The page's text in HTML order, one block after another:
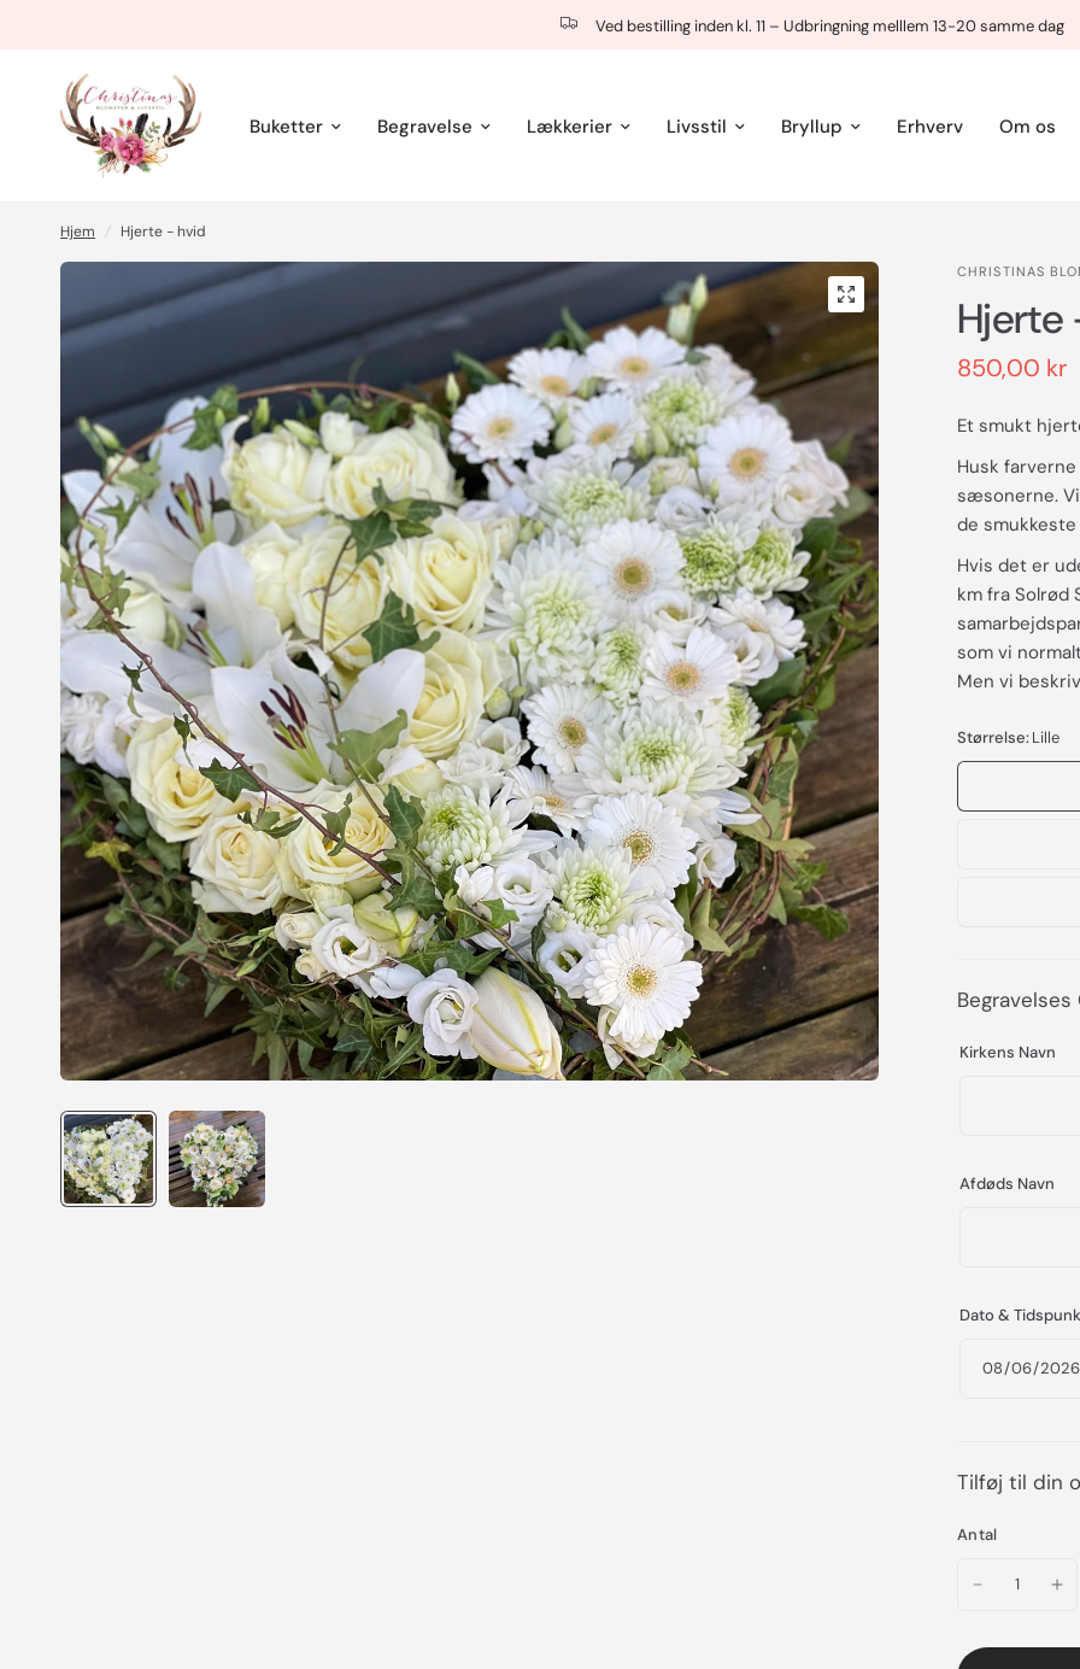
Ved bestilling inden kl. 11 – Udbringning melllem 13-20 samme dag
Buketter Begravelse Lækkerier Livsstil Bryllup Erhverv Om os
Hjem / Hjerte - hvid
CHRISTINAS
Hjerte
850,00 kr
Et smukt
Husk
sæsonerne.
de
Hvis det er
km fra Solrød
som vi
Men vi
Størrelse:Lille
Kirkens Navn
Afdøds Navn
Dato &
Tilføj til din
Antal